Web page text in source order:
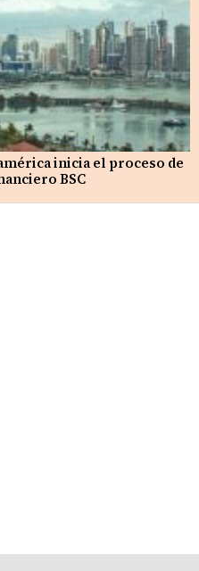
inicia el proceso de
BSC